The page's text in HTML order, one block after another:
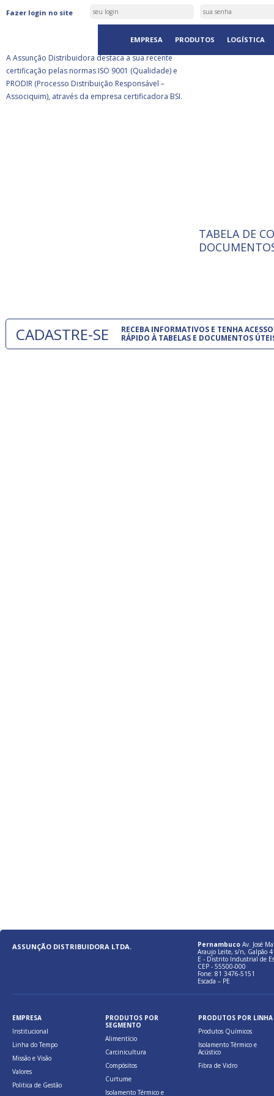
Fazer login no site
EMPRESA PRODUTOS LOGÍSTICA
ASSUNÇÃO DISTRIBUIDORA É
CERTIFICADA PELA BSI
A Assunção Distribuidora destaca a sua recente
certificação pelas normas ISO 9001 (Qualidade) e
PRODIR (Processo Distribuição Responsável –
Associquim), através da empresa certificadora BSI.
ISO 9001:
A
TABELA DE
CADASTRE-SE
RECEBA INFORMATIVOS E TENHA ACESSO
RÁPIDO À TABELAS E DOCUMENTOS
ASSUNÇÃO DISTRIBUIDORA LTDA. Pernambuco Av. José
Araujo Leite, s/n, Galpão 4
E - Distrito Industrial de
CEP - 55500-000
Fone: 81 3476-5151
Escada – PE
EMPRESA
Institucional
Linha do Tempo
Missão e Visão
Valores
Politica de Gestão
PRODUTOS POR
SEGMENTO
Alimentício
Carcinicultura
Compósitos
Curtume
Isolamento Térmico e
PRODUTOS POR LINHA
Produtos Químicos
Isolamento Térmico e
Acústico
Fibra de Vidro